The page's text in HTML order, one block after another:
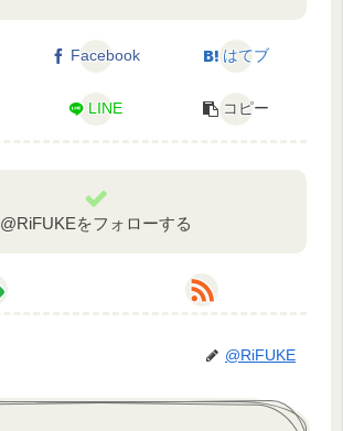
Facebook はてブ
LINE コピー
@RiFUKEをフォローする
@RiFUKE